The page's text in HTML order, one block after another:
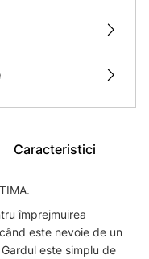
Caracteristici
împrejmuirea
este nevoie de un
este simplu de